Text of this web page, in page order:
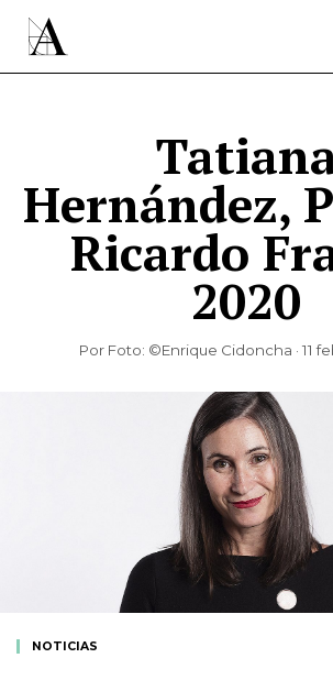
Hernández,
Ricardo
2020
Por Foto: ©Enrique Cidoncha · 11
NOTICIAS
ÚNETE A LA ACADEMIA DE CINE